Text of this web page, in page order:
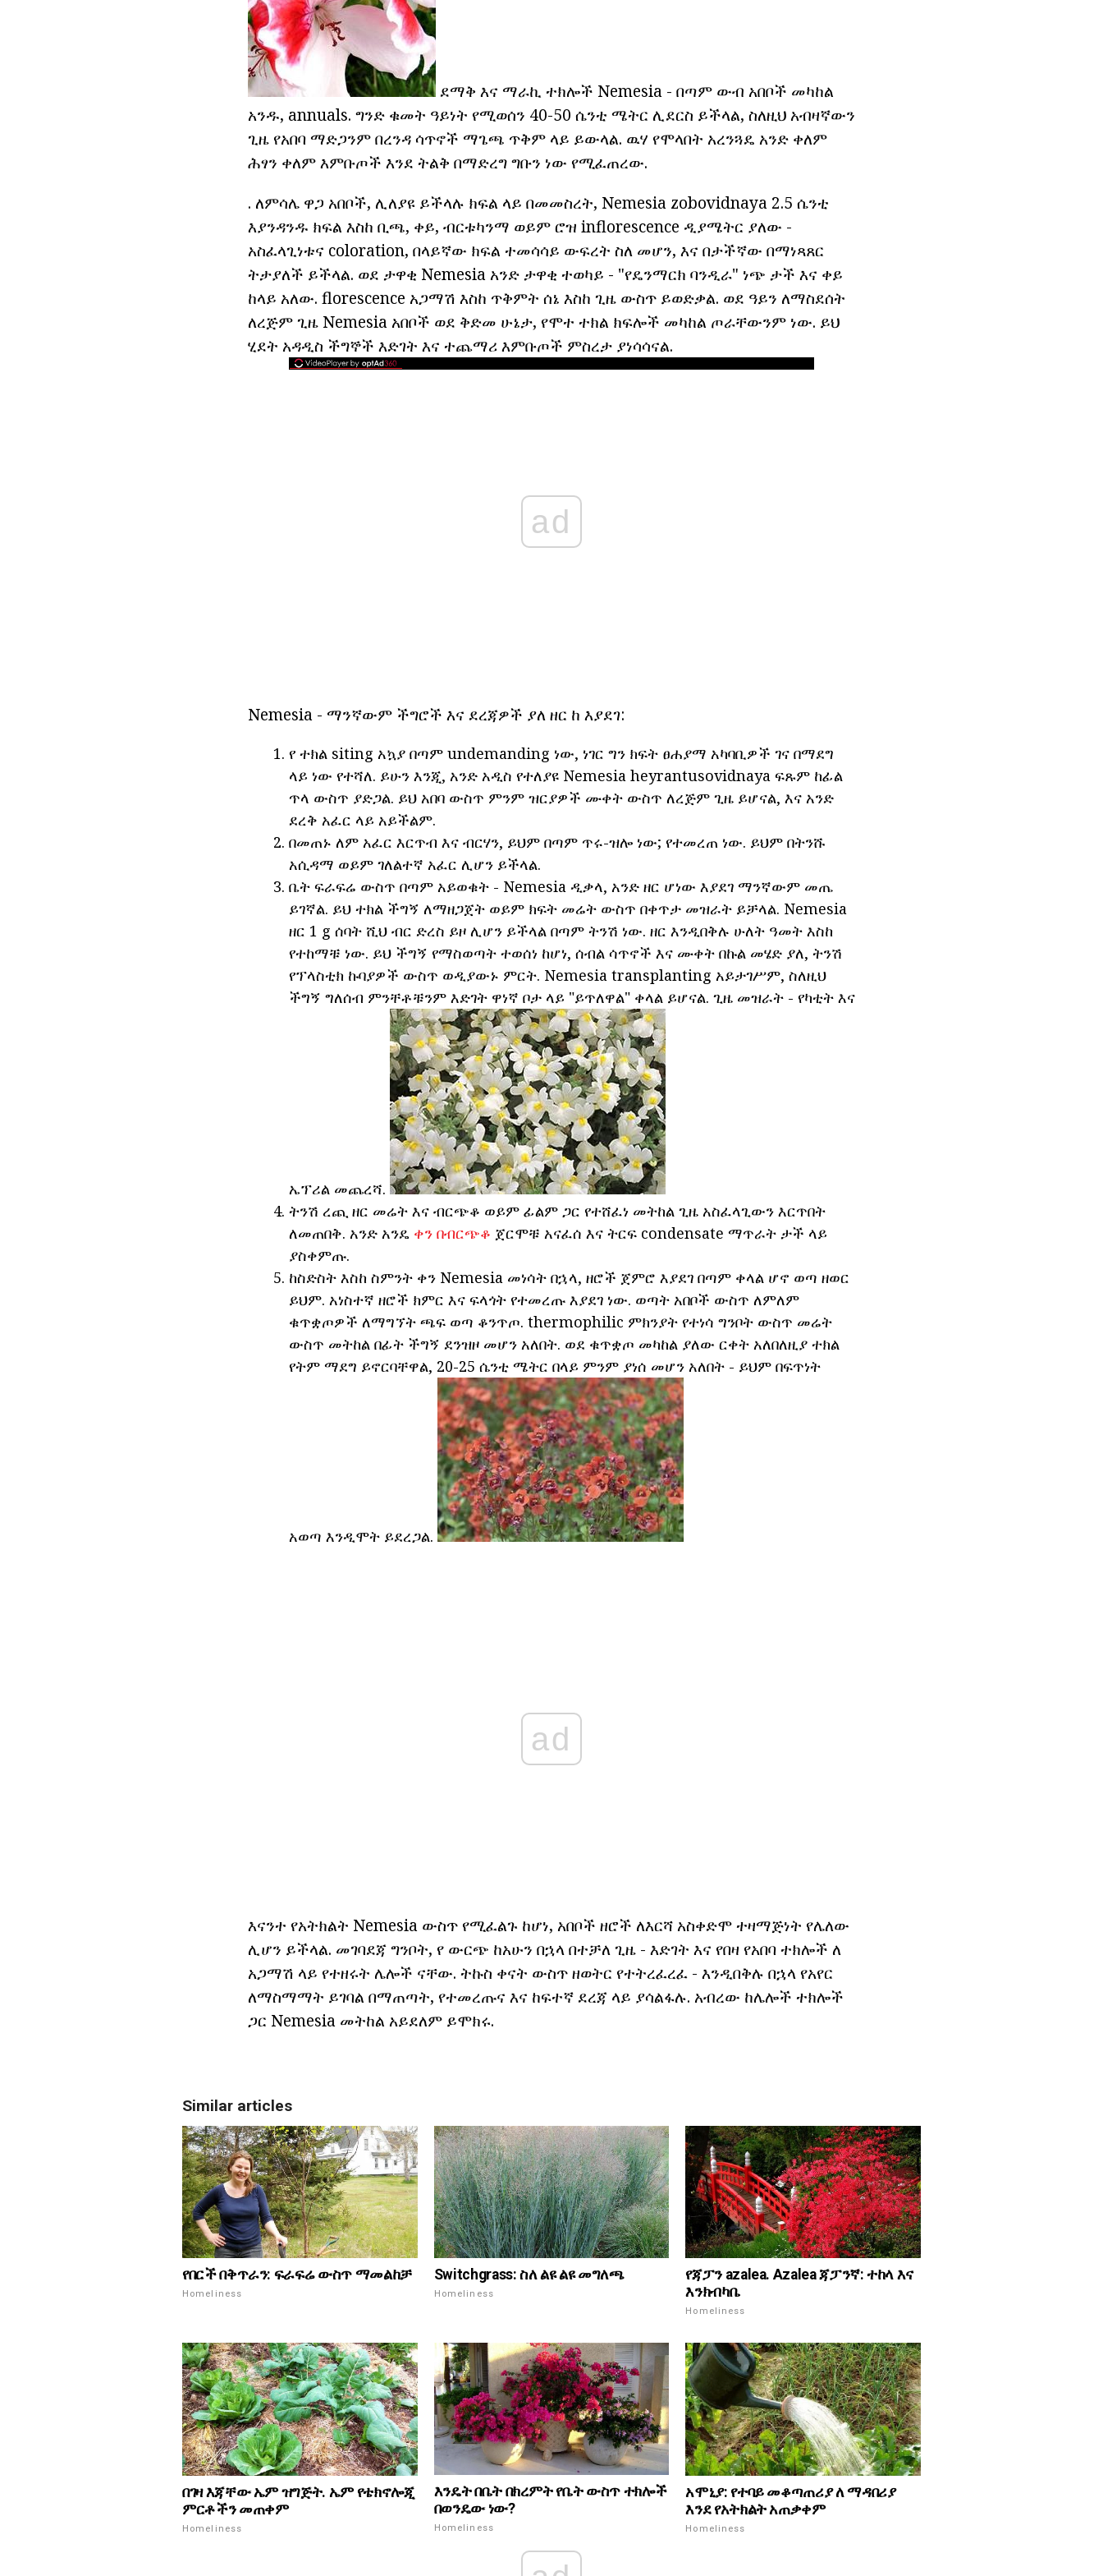
ደማቅ እና ማራኪ ተክሎች Nemesia - በጣም ውብ አበቦች መካከል
አንዱ, annuals. ግንድ ቁመት ዓይነት የሚወሰን 40-50 ሴንቲ ሜትር ሊደርስ ይችላል, ስለዚህ አብዛኛውን
ጊዜ የአበባ ማድጋንም በረንዳ ሳጥኖች ማጌጫ ጥቅም ላይ ይውላል. ዉሃ የሞላበት አረንጓዴ አንድ ቀለም
ሕፃን ቀለም እምቡጦች እንደ ትልቅ በማድረግ ግቡን ነው የሚፈጠረው.
. ለምሳሌ ዋጋ አበቦች, ሊለያዩ ይችላሉ ክፍል ላይ በመመስረት, Nemesia zobovidnaya 2.5 ሴንቲ
እያንዳንዱ ክፍል እስከ ቢጫ, ቀይ, ብርቱካንማ ወይም ሮዝ inflorescence ዲያሜትር ያለው -
አስፈላጊነቱና coloration, በላይኛው ክፍል ተመሳሳይ ውፍረት ስለ መሆን, እና በታችኛው በማነጻጸር
ትታያለች ይችላል. ወደ ታዋቂ Nemesia አንድ ታዋቂ ተወካይ - "የዴንማርክ ባንዲራ" ነጭ ታች እና ቀይ
ከላይ አለው. florescence አጋማሽ እስከ ጥቅምት ሰኔ እስከ ጊዜ ውስጥ ይወድቃል. ወደ ዓይን ለማስደሰት
ለረጅም ጊዜ Nemesia አበቦች ወደ ቅድመ ሁኔታ, የሞተ ተክል ክፍሎች መካከል ጦራቸውንም ነው. ይህ
ሂደት አዳዲስ ችግኞች እድገት እና ተጨማሪ እምቡጦች ምስረታ ያነሳሳናል.
ad
Nemesia - ማንኛውም ችግሮች እና ደረጃዎች ያለ ዘር ከ እያደገ:
የ ተክል siting አኳያ በጣም undemanding ነው, ነገር ግን ክፍት ፀሐያማ አካባቢዎች ገና በማደግ
ላይ ነው የተሻለ. ይሁን እንጂ, አንድ አዲስ የተለያዩ Nemesia heyrantusovidnaya ፍጹም ከፊል
ጥላ ውስጥ ያድጋል. ይህ አበባ ውስጥ ምንም ዝርያዎች ሙቀት ውስጥ ለረጅም ጊዜ ይሆናል, እና አንድ
ደረቅ አፈር ላይ አይችልም.
በመጠኑ ለም አፈር እርጥብ እና ብርሃን, ይህም በጣም ጥሩ-ዝሎ ነው; የተመረጠ ነው. ይህም በትንሹ
አሲዳማ ወይም ገለልተኛ አፈር ሊሆን ይችላል.
ቤት ፍራፍሬ ውስጥ በጣም አይወቁት - Nemesia ዲቃላ, አንድ ዘር ሆነው እያደገ ማንኛውም መጤ
ይገኛል. ይህ ተክል ችግኝ ለማዘጋጀት ወይም ክፍት መሬት ውስጥ በቀጥታ መዝራት ይቻላል. Nemesia
ዘር 1 g ሰባት ሺህ ብር ድረስ ይዞ ሊሆን ይችላል በጣም ትንሽ ነው. ዘር እንዲበቅሉ ሁለት ዓመት እስከ
የተከማቹ ነው. ይህ ችግኝ የማስወጣት ተወሰነ ከሆነ, ሰብል ሳጥኖች እና ሙቀት በኩል መሄድ ያለ, ትንሽ
የፕላስቲክ ኩባያዎች ውስጥ ወዲያውኑ ምርት. Nemesia transplanting አይታገሥም, ስለዚህ
ችግኝ ግለሰብ ምንቸቶቹንም እድገት ዋነኛ ቦታ ላይ "ይጥለዋል" ቀላል ይሆናል. ጊዜ መዝራት - የካቲት እና
ኤፕሪል መጨረሻ.
ትንሽ ረጪ ዘር መሬት እና ብርጭቆ ወይም ፊልም ጋር የተሸፈነ መትከል ጊዜ አስፈላጊውን እርጥበት
ለመጠበቅ. አንድ አንዴ ቀን በብርጭቆ ጀርሞቹ አናፈሰ እና ትርፍ condensate ማጥራት ታች ላይ
ያስቀምጡ.
ከስድስት እስከ ስምንት ቀን Nemesia መነሳት በኋላ, ዘሮች ጀምሮ እያደገ በጣም ቀላል ሆኖ ወጣ ዘወር
ይህም. አነስተኛ ዘሮች ክምር እና ፍላጎት የተመረጡ እያደገ ነው. ወጣት አበቦች ውስጥ ለምለም
ቁጥቋጦዎች ለማግኘት ጫፍ ወጣ ቆንጥጦ. thermophilic ምክንያት የተነሳ ግንቦት ውስጥ መሬት
ውስጥ መትከል በፊት ችግኝ ደንዝዞ መሆን አለበት. ወደ ቁጥቋጦ መካከል ያለው ርቀት አለበለዚያ ተክል
የትም ማደግ ይኖርባቸዋል, 20-25 ሴንቲ ሜትር በላይ ምንም ያነሰ መሆን አለበት - ይህም በፍጥነት
አወጣ እንዲሞት ይደረጋል.
ad
እናንተ የአትክልት Nemesia ውስጥ የሚፈልጉ ከሆነ, አበቦች ዘሮች ለእርሻ አስቀድሞ ተዛማጅነት የሌለው
ሊሆን ይችላል. መገባደጃ ግንቦት, የ ውርጭ ከአሁን በኋላ በተቻለ ጊዜ - እድገት እና የበዛ የአበባ ተክሎች ለ
አጋማሽ ላይ የተዘሩት ሌሎች ናቸው. ትኩስ ቀናት ውስጥ ዘወትር የተትረፈረፈ - እንዲበቅሉ በኋላ የአየር
ለማስማማት ይገባል በማጠጣት, የተመረጡና እና ከፍተኛ ደረጃ ላይ ያሳልፋሉ. አብረው ከሌሎች ተክሎች
ጋር Nemesia መትከል አይደለም ይሞክሩ.
Similar articles
የበርች በቅጥራን: ፍራፍሬ ውስጥ ማመልከቻ
Homeliness
Switchgrass: ስለ ልዩ ልዩ መግለጫ
Homeliness
የጃፓን azalea. Azalea ጃፓንኛ: ተከላ እና
እንክብካቤ
Homeliness
በገዛ እጃቸው ኤም ዝግጅት. ኤም የቴክኖሎጂ
ምርቶችን መጠቀም
Homeliness
እንዴት በቤት በክረምት የቤት ውስጥ ተክሎች
በወንዴው ነው?
Homeliness
አሞኒያ: የተባይ መቆጣጠሪያ ለ ማዳበሪያ
እንደ የአትክልት አጠቃቀም
Homeliness